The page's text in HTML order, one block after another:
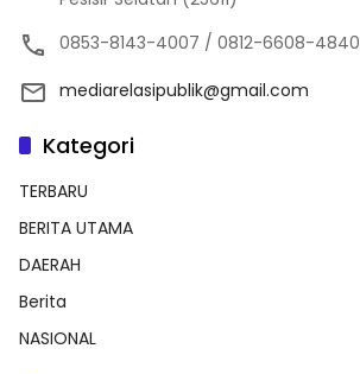
0853-8143-4007 / 0812-6608-4840
mediarelasipublik@gmail.com
Kategori
TERBARU
BERITA UTAMA
DAERAH
Berita
NASIONAL